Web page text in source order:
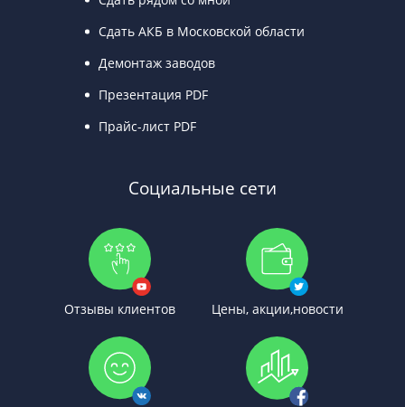
Сдать АКБ в Московской области
Демонтаж заводов
Презентация PDF
Прайс-лист PDF
Социальные сети
Отзывы клиентов Цены, акции,новости